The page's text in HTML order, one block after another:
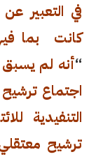
في التعبير
كانت بما
“أنه لم يسبق
اجتماع
التنفيدية
ترشيح